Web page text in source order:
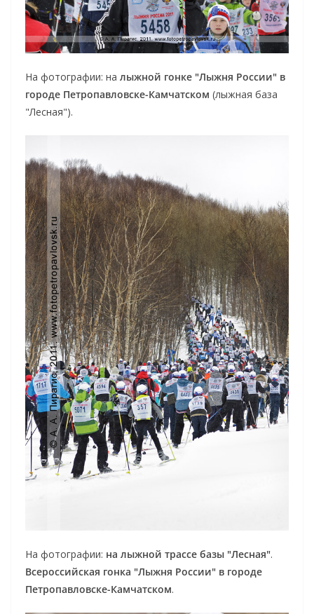
На фотографии: на лыжной гонке "Лыжня России" в
городе Петропавловске-Камчатском (лыжная база
"Лесная").
На фотографии: на лыжной трассе базы "Лесная".
Всероссийская гонка "Лыжня России" в городе
Петропавловске-Камчатском.